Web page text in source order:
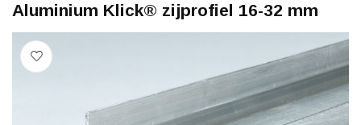
Aluminium Klick® zijprofiel 16-32 mm